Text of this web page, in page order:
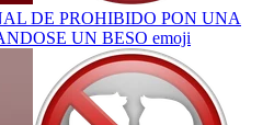
DE PROHIBIDO PON UNA
UN BESO emoji